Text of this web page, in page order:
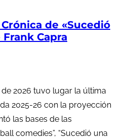
Crónica de «Sucedió
Capra
de 2026 tuvo lugar la última
2025-26 con la proyección
las bases de las
comedies”, “Sucedió una